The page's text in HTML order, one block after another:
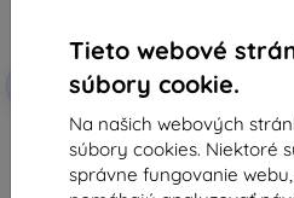
Tieto webové
súbory cookie.
Na našich webových
súbory cookies. Niektoré
správne fungovanie
Zľava s
kupónom
EXTRA10
3MK Samsung Galaxy A30 - 3mk
Ochrana šošovky
7,90 €